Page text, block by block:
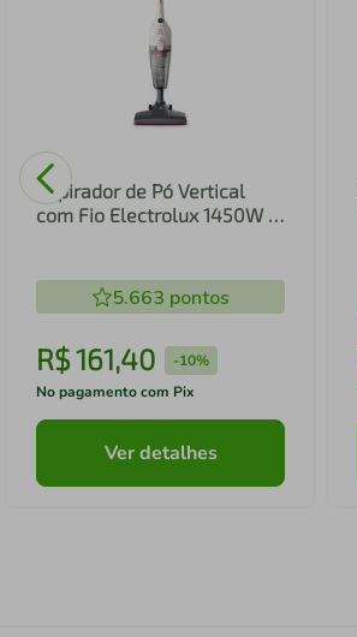
Aspirador de Pó Vertical
com Fio Electrolux 1450W 2
5.663 pontos
R$161,40 -10%
No pagamento com Pix
Ver detalhes